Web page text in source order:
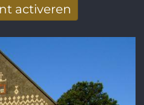
activeren